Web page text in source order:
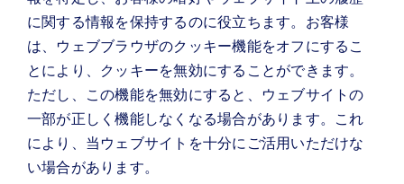
に関する情報を保持するのに役立ちます。お客様
は、ウェブブラウザのクッキー機能をオフにするこ
とにより、クッキーを無効にすることができます。
ただし、この機能を無効にすると、ウェブサイトの
一部が正しく機能しなくなる場合があります。これ
により、当ウェブサイトを十分にご活用いただけな
い場合があります。